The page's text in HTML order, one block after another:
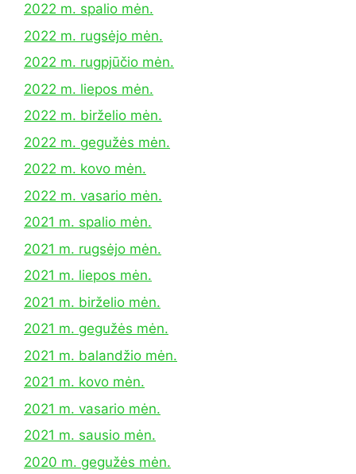
2022 m. spalio mėn.
2022 m. rugsėjo mėn.
2022 m. rugpjūčio mėn.
2022 m. liepos mėn.
2022 m. birželio mėn.
2022 m. gegužės mėn.
2022 m. kovo mėn.
2022 m. vasario mėn.
2021 m. spalio mėn.
2021 m. rugsėjo mėn.
2021 m. liepos mėn.
2021 m. birželio mėn.
2021 m. gegužės mėn.
2021 m. balandžio mėn.
2021 m. kovo mėn.
2021 m. vasario mėn.
2021 m. sausio mėn.
2020 m. gegužės mėn.